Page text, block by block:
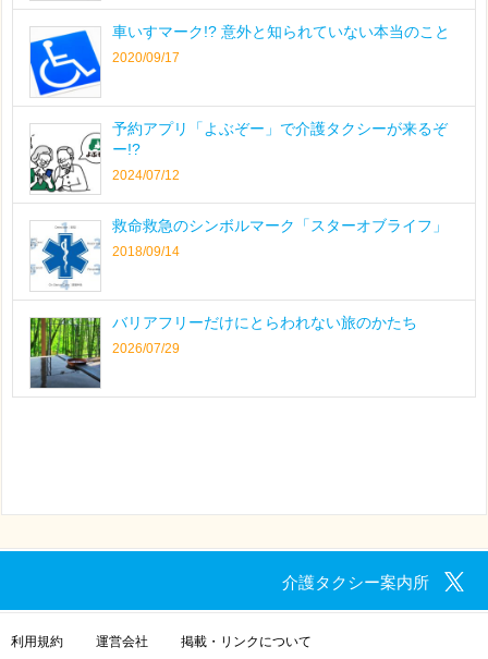
車いすマーク!? 意外と知られていない本当のこと
2020/09/17
予約アプリ「よぶぞー」で介護タクシーが来るぞ
ー!?
2024/07/12
救命救急のシンボルマーク「スターオブライフ」
2018/09/14
バリアフリーだけにとらわれない旅のかたち
2026/07/29
介護タクシー案内所
利用規約 運営会社 掲載・リンクについて